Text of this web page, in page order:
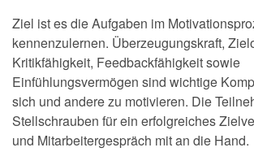
Ziel ist es die Aufgaben im
kennenzulernen. Überzeugungskraft,
Kritikfähigkeit, Feedbackfähigkeit sowie
Einfühlungsvermögen sind wichtige
sich und andere zu motivieren. Die
Stellschrauben für ein erfolgreiches
und Mitarbeitergespräch mit an die Hand.